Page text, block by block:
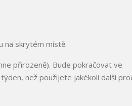
na skrytém místě.
přirozeně). Bude pokračovat ve
než použijete jakékoli další